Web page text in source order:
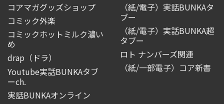
コアマガグッズショップ
コミック外楽
コミックホットミルク濃い
め
drap（ドラ）
Youtube実話BUNKAタブ
ーch.
実話BUNKAオンライン
（紙/電子）実話BUNKAタ
ブー
（紙/電子）実話BUNKA超
タブー
ロト ナンバーズ関連
（紙/一部電子）コア新書